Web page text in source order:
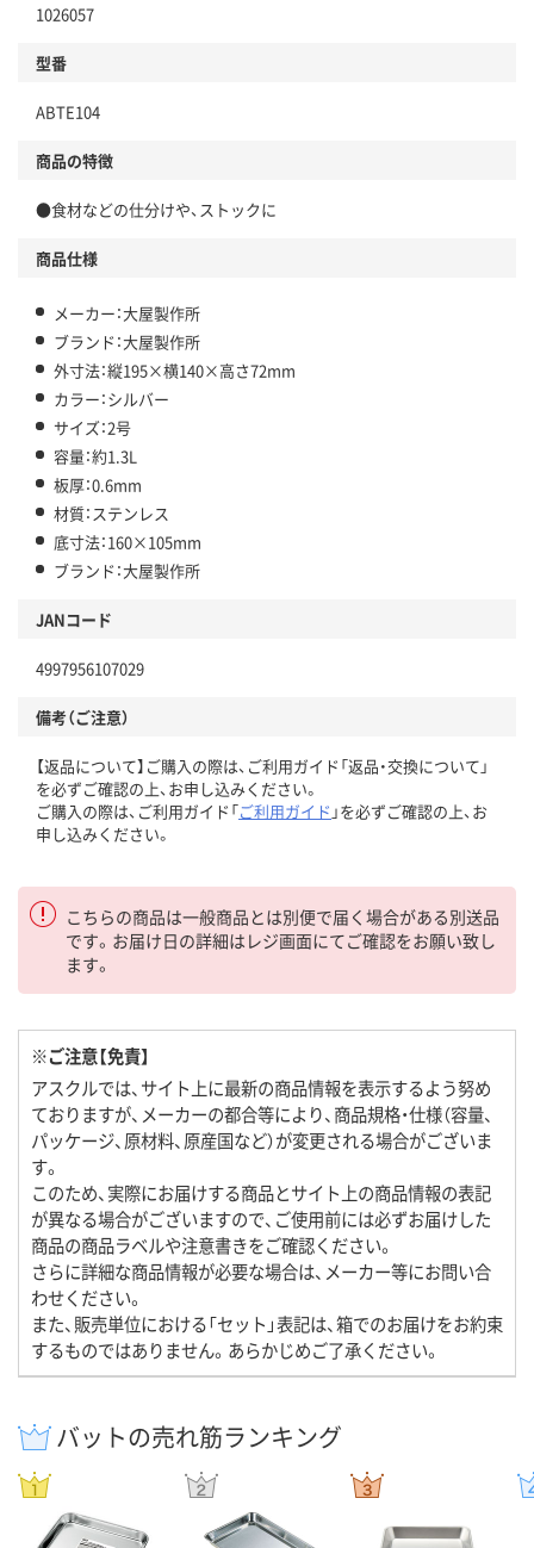
1026057
型番
ABTE104
商品の特徴
●食材などの仕分けや、ストックに
商品仕様
メーカー：大屋製作所
ブランド：大屋製作所
外寸法：縦195×横140×高さ72mm
カラー：シルバー
サイズ：2号
容量：約1.3L
板厚：0.6mm
材質：ステンレス
底寸法：160×105mm
ブランド：大屋製作所
JANコード
4997956107029
備考（ご注意）
【返品について】ご購入の際は、ご利用ガイド「返品・交換について」
を必ずご確認の上、お申し込みください。
ご購入の際は、ご利用ガイド「ご利用ガイド 」を必ずご確認の上、お
申し込みください。
こちらの商品は一般商品とは別便で届く場合がある別送品
です。お届け日の詳細はレジ画面にてご確認をお願い致し
ます。
※ご注意【免責】
アスクルでは、サイト上に最新の商品情報を表示するよう努め
ておりますが、メーカーの都合等により、商品規格・仕様（容量、
パッケージ、原材料、原産国など）が変更される場合がございま
す。
このため、実際にお届けする商品とサイト上の商品情報の表記
が異なる場合がございますので、ご使用前には必ずお届けした
商品の商品ラベルや注意書きをご確認ください。
さらに詳細な商品情報が必要な場合は、メーカー等にお問い合
わせください。
また、販売単位における「セット」表記は、箱でのお届けをお約束
するものではありません。あらかじめご了承ください。
バットの売れ筋ランキング